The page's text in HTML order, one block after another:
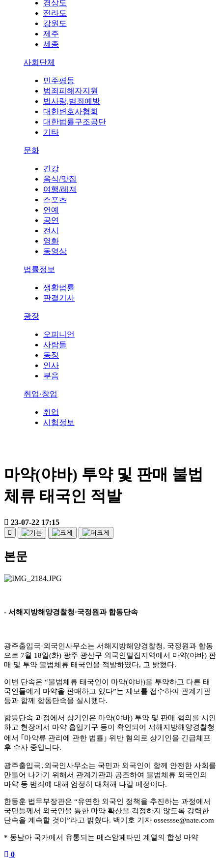
경상도
전라도
강원도
제주
세종
사회단체
민주평등
범죄피해자지원
법사랑,범죄예방
대한변호사협회
대한법률구조공단
기타
문화
건강
음식/맛집
여행/레져
스포츠
연예
공연
전시
영화
동영상
법률정보
생활법률
판결기사
광장
오피니언
사람들
동정
인사
부음
취업·창업
취업
시험정보
마약(야바) 투약 및 판매 불법
체류 태국인 적발
23-07-22 17:15
본문
- 서해지방해양경찰청·국정원과 합동단속
광주출입국·외국인사무소는 서해지방해양경찰청, 국정원과 합동
으로 7월 18일(화) 광주 광산구 외국인밀집지역에서 마약(야바) 판
매 및 투약 불법체류 태국인을 적발하였다, 고 밝혔다.
이번 단속은 “불법체류 태국인이 마약(야바)을 투약하고 다른 태
국인들에게 마약을 판매하고 있다”는 제보를 접수하여 관계기관
등과 함께 합동단속을 실시했다.
합동단속 과정에서 상기인은 마약(야바) 투약 및 판매 혐의를 시인
하고 현장에서 마약 흡입기구 등이 확인되어 서해지방해양경찰청
에서 ｢ 마약류 관리에 관한 법률 ｣ 위반 혐의로 상기인을 긴급체포
후 수사 중입니다.
광주출입국․외국인사무소는 국민과 외국인이 함께 안전한 사회를
만들어 나가기 위해서 관계기관과 공조하여 불법체류 외국인의
마약 등 범죄에 대해 엄정히 대처해 나갈 예정이다.
한동훈 법무부장관은 “유연한 외국인 정책을 추진하는 과정에서
국민들께서 외국인을 통한 마약 확산을 걱정하지 않도록 강력한
단속을 계속할 것이”라고 밝혔다. 백기호 기자 ossessse@nate.com
* 동남아 국가에서 유통되는 메스암페타민 계열의 합성 마약
0